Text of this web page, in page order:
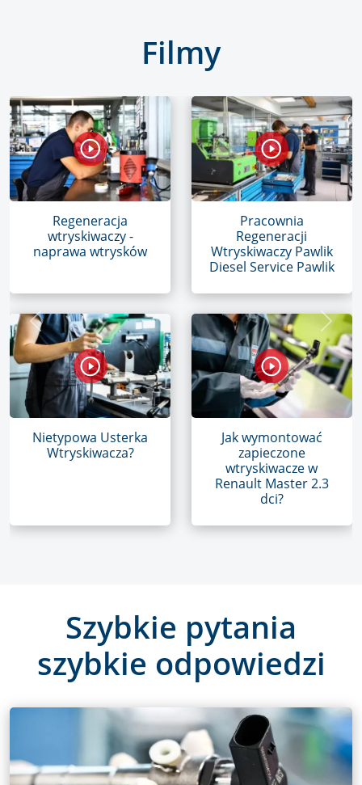
Filmy
Regeneracja
wtryskiwaczy -
naprawa wtrysków
Pracownia
Regeneracji
Wtryskiwaczy Pawlik
Diesel Service Pawlik
Nietypowa Usterka
Wtryskiwacza?
Jak wymontować
zapieczone
wtryskiwacze w
Renault Master 2.3
dci?
Previous Next
Szybkie pytania
szybkie odpowiedzi